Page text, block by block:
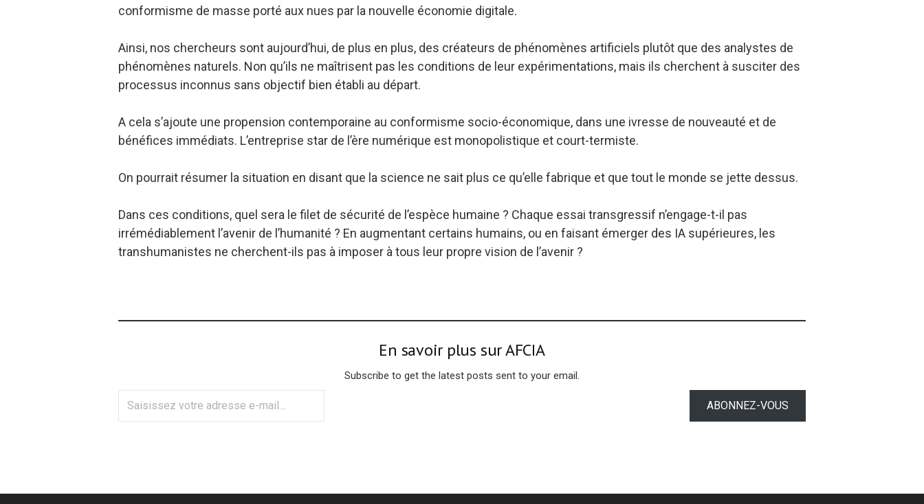
conformisme de masse porté aux nues par la nouvelle économie digitale.
Ainsi, nos chercheurs sont aujourd’hui, de plus en plus, des créateurs de phénomènes artificiels plutôt que des analystes de
phénomènes naturels. Non qu’ils ne maîtrisent pas les conditions de leur expérimentations, mais ils cherchent à susciter des
processus inconnus sans objectif bien établi au départ.
A cela s’ajoute une propension contemporaine au conformisme socio-économique, dans une ivresse de nouveauté et de
bénéfices immédiats. L’entreprise star de l’ère numérique est monopolistique et court-termiste.
On pourrait résumer la situation en disant que la science ne sait plus ce qu’elle fabrique et que tout le monde se jette dessus.
Dans ces conditions, quel sera le filet de sécurité de l’espèce humaine ? Chaque essai transgressif n’engage-t-il pas
irrémédiablement l’avenir de l’humanité ? En augmentant certains humains, ou en faisant émerger des IA supérieures, les
transhumanistes ne cherchent-ils pas à imposer à tous leur propre vision de l’avenir ?
En savoir plus sur AFCIA
Subscribe to get the latest posts sent to your email.
Saisissez
ABONNEZ-VOUS